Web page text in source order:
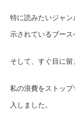
特に読みたいジャ
示されているブース
そして、すぐ目に留
私の浪費をストッ
入しました。